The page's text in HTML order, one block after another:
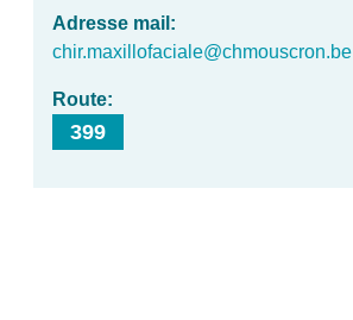
Adresse mail
chir.maxillofaciale@chmouscron.be
Route
399